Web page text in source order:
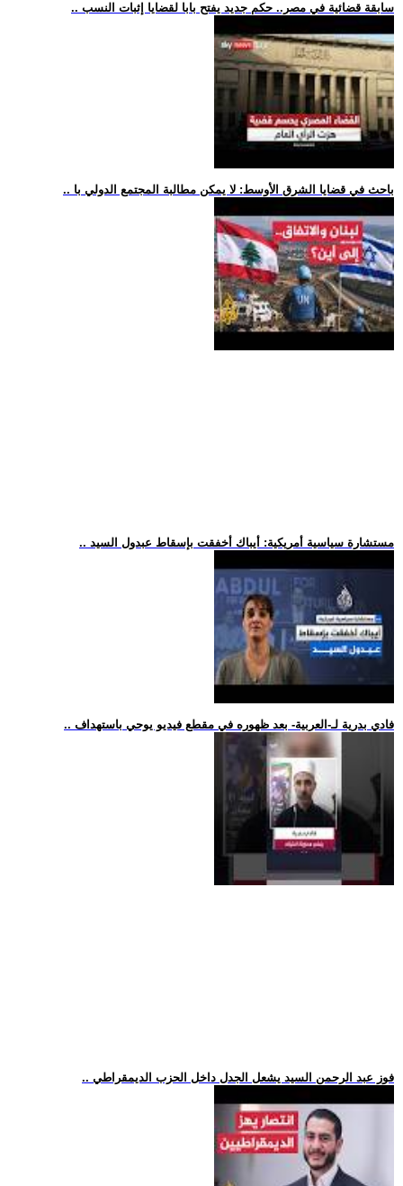
.. سابقة قضائية في مصر.. حكم جديد يفتح بابا لقضايا إثبات النسب
.. باحث في قضايا الشرق الأوسط: لا يمكن مطالبة المجتمع الدولي با
.. مستشارة سياسية أمريكية: أيباك أخفقت بإسقاط عبدول السيد
.. فادي بدرية لـ-العربية- بعد ظهوره في مقطع فيديو يوحي باستهداف
.. فوز عبد الرحمن السيد يشعل الجدل داخل الحزب الديمقراطي